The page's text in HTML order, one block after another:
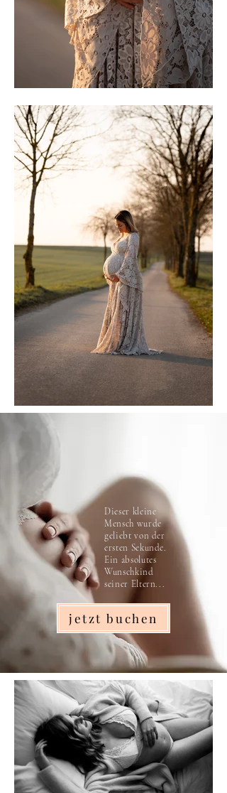
Dieser kleine
Mensch wurde
geliebt von der
ersten Sekunde.
Ein absolutes
Wunschkind
seiner Eltern...
jetzt buchen